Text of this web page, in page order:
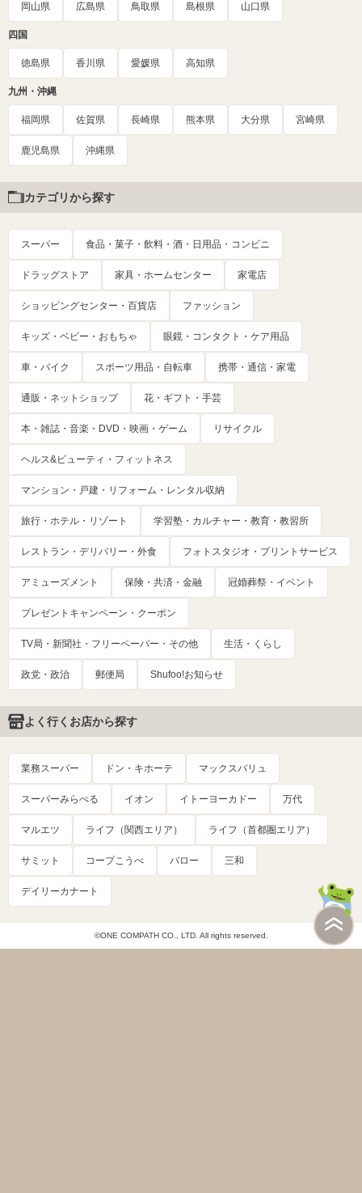
岡山県 広島県 鳥取県 島根県 山口県
四国
徳島県 香川県 愛媛県 高知県
九州・沖縄
福岡県 佐賀県 長崎県 熊本県 大分県 宮崎県
鹿児島県 沖縄県
カテゴリから探す
スーパー 食品・菓子・飲料・酒・日用品・コンビニ
ドラッグストア 家具・ホームセンター 家電店
ショッピングセンター・百貨店 ファッション
キッズ・ベビー・おもちゃ 眼鏡・コンタクト・ケア用品
車・バイク スポーツ用品・自転車 携帯・通信・家電
通販・ネットショップ 花・ギフト・手芸
本・雑誌・音楽・DVD・映画・ゲーム リサイクル
ヘルス&ビューティ・フィットネス
マンション・戸建・リフォーム・レンタル収納
旅行・ホテル・リゾート 学習塾・カルチャー・教育・教習所
レストラン・デリバリー・外食 フォトスタジオ・プリントサービス
アミューズメント 保険・共済・金融 冠婚葬祭・イベント
プレゼントキャンペーン・クーポン
TV局・新聞社・フリーペーパー・その他 生活・くらし
政党・政治 郵便局 Shufoo!お知らせ
よく行くお店から探す
業務スーパー ドン・キホーテ マックスバリュ
スーパーみらべる イオン イトーヨーカドー 万代
マルエツ ライフ（関西エリア） ライフ（首都圏エリア）
サミット コープこうべ バロー 三和
デイリーカナート
©ONE COMPATH CO., LTD. All rights reserved.